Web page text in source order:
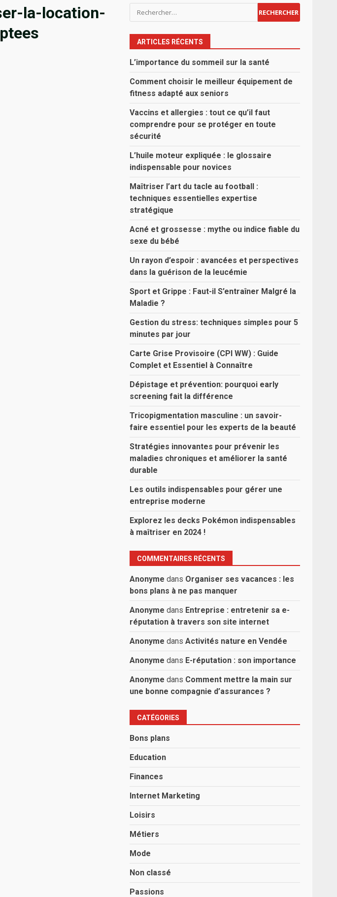
la-location-
Rechercher :
ARTICLES RÉCENTS
L’importance du sommeil sur la santé
Comment choisir le meilleur équipement de
fitness adapté aux seniors
Vaccins et allergies : tout ce qu’il faut
comprendre pour se protéger en toute
sécurité
L’huile moteur expliquée : le glossaire
indispensable pour novices
Maîtriser l’art du tacle au football :
techniques essentielles expertise
stratégique
Acné et grossesse : mythe ou indice fiable du
sexe du bébé
Un rayon d’espoir : avancées et perspectives
dans la guérison de la leucémie
Sport et Grippe : Faut-il S’entraîner Malgré la
Maladie ?
Gestion du stress: techniques simples pour 5
minutes par jour
Carte Grise Provisoire (CPI WW) : Guide
Complet et Essentiel à Connaître
Dépistage et prévention: pourquoi early
screening fait la différence
Tricopigmentation masculine : un savoir-
faire essentiel pour les experts de la beauté
Stratégies innovantes pour prévenir les
maladies chroniques et améliorer la santé
durable
Les outils indispensables pour gérer une
entreprise moderne
Explorez les decks Pokémon indispensables
à maîtriser en 2024 !
COMMENTAIRES RÉCENTS
Anonyme dans Organiser ses vacances : les
bons plans à ne pas manquer
Anonyme dans Entreprise : entretenir sa e-
réputation à travers son site internet
Anonyme dansActivités nature en Vendée
Anonyme dans E-réputation : son importance
Anonyme dans Comment mettre la main sur
une bonne compagnie d’assurances ?
CATÉGORIES
Bons plans
Education
Finances
Internet Marketing
Loisirs
Métiers
Mode
Non classé
Passions